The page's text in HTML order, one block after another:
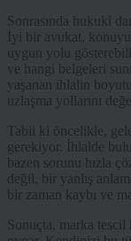
Sonrasında hukuki
İyi bir avukat, konuyu
uygun yolu
ve hangi belgeleri
yaşanan ihlalin
uzlaşma yollarını
Tabii ki öncelikle,
gerekiyor. İhlalde
bazen sorunu hızla
değil, bir yanlış
bir zaman kaybı ve
Sonuçta, marka